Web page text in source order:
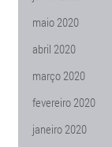
maio 2020
abril 2020
março 2020
fevereiro 2020
janeiro 2020